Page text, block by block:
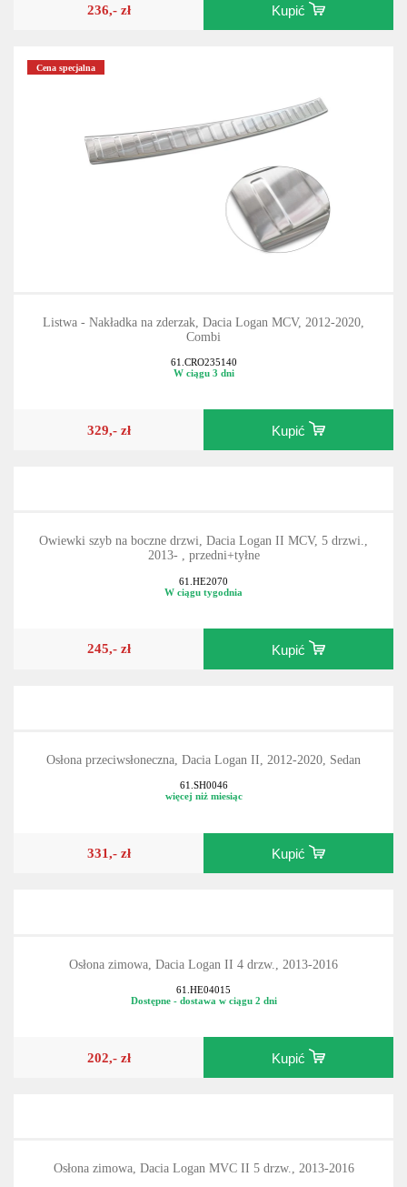
236,- zł Kupić
Cena specjalna
Listwa - Nakładka na zderzak, Dacia Logan MCV, 2012-2020,
Combi
61.CRO235140
W ciągu 3 dni
329,- zł Kupić
Owiewki szyb na boczne drzwi, Dacia Logan II MCV, 5 drzwi.,
2013- , przedni+tyłne
61.HE2070
W ciągu tygodnia
245,- zł Kupić
Osłona przeciwsłoneczna, Dacia Logan II, 2012-2020, Sedan
61.SH0046
więcej niż miesiąc
331,- zł Kupić
Osłona zimowa, Dacia Logan II 4 drzw., 2013-2016
61.HE04015
Dostępne - dostawa w ciągu 2 dni
202,- zł Kupić
Osłona zimowa, Dacia Logan MVC II 5 drzw., 2013-2016